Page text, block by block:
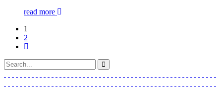
read more
1
2